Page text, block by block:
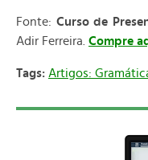
Fonte: Curso de
Adir Ferreira. Compre
Tags: Artigos: